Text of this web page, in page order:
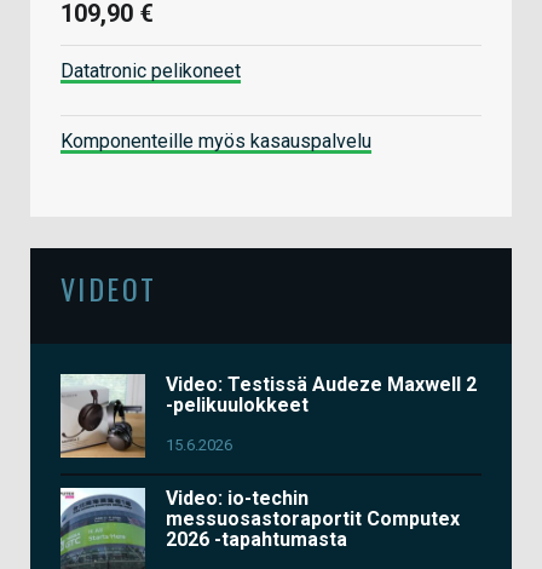
109,90 €
Datatronic pelikoneet
Komponenteille myös kasauspalvelu
VIDEOT
Video: Testissä Audeze Maxwell 2
-pelikuulokkeet
15.6.2026
Video: io-techin
messuosastoraportit Computex
2026 -tapahtumasta